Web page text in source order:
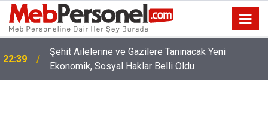
22:02 2026 YKS Tercih Ekranı Ne Zaman Kapanıyor?